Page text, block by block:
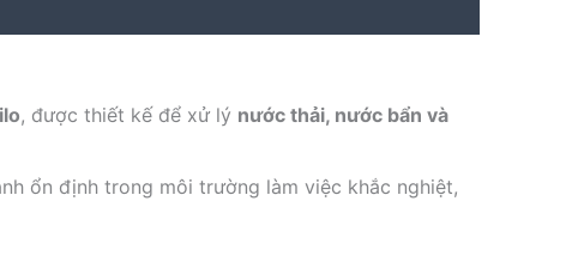
, được thiết kế để xử lý nước thải, nước bẩn và
ổn định trong môi trường làm việc khắc nghiệt,